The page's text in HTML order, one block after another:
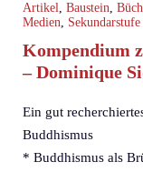
Artikel, Baustein,
Medien,
Kompendium
– Dominique
Ein gut
Buddhismus
* Buddhismus als